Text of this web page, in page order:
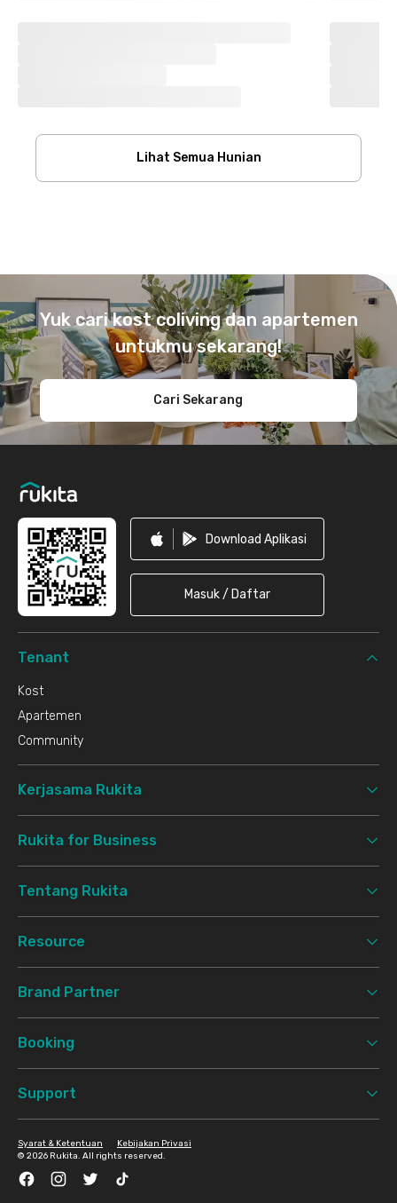
Lihat Semua Hunian
Yuk cari kost coliving dan apartemen
untukmu sekarang!
Cari Sekarang
Download Aplikasi
Masuk / Daftar
Tenant
Kost
Apartemen
Community
Kerjasama Rukita
Rukita for Business
Tentang Rukita
Resource
Brand Partner
Booking
Support
© 2026 Rukita. All rights reserved.
Syarat & Ketentuan Kebijakan Privasi
FacebookInstagramTwitter TikTok